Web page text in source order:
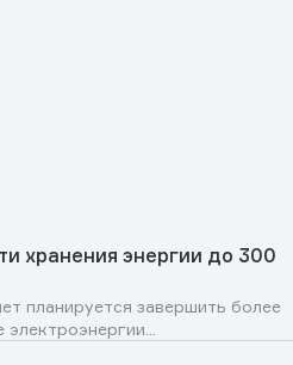
хранения энергии до 300
планируется завершить более